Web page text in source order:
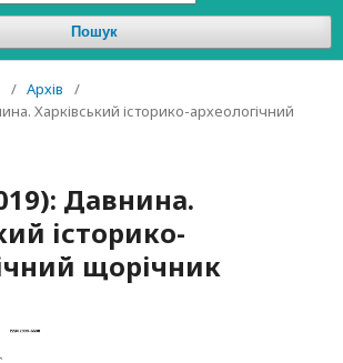
Пошук
/ Архів
/
Харківський історико-археологічний
Давнина.
історико-
щорічник